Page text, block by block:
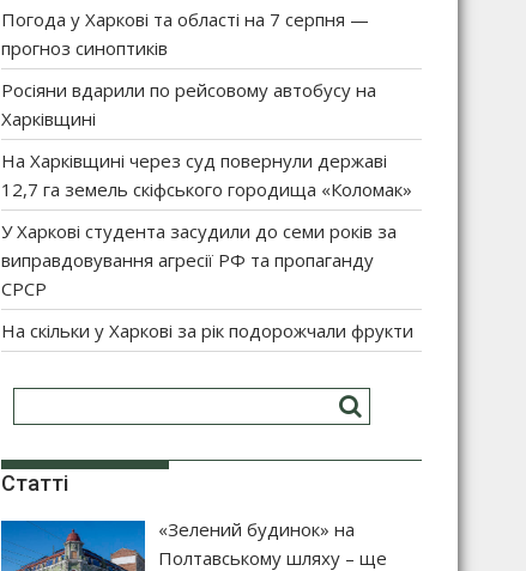
Погода у Харкові та області на 7 серпня —
прогноз синоптиків
Росіяни вдарили по рейсовому автобусу на
Харківщині
На Харківщині через суд повернули державі
12,7 га земель скіфського городища «Коломак»
У Харкові студента засудили до семи років за
виправдовування агресії РФ та пропаганду
СРСР
На скільки у Харкові за рік подорожчали фрукти
Статті
«Зелений будинок» на
Полтавському шляху – ще